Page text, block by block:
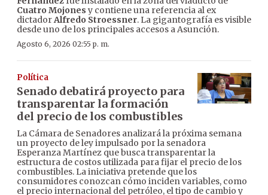
Cuatro Mojones y contiene una referencia al ex
dictadorAlfredo Stroessner. La gigantografía es visible
desde uno de los principales accesos a Asunción.
Agosto 6, 2026 02:55 p. m.
Política
Senado debatirá proyecto para
transparentar la formación
del precio de los combustibles
La Cámara de Senadores analizará la próxima semana
un proyecto de ley impulsado por la senadora
Esperanza Martínez que busca transparentar la
estructura de costos utilizada para fijar el precio de los
combustibles. La iniciativa pretende que los
consumidores conozcan cómo inciden variables, como
el precio internacional del petróleo, el tipo de cambio y